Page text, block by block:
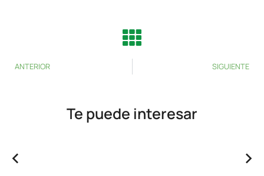
ANTERIOR SIGUIENTE
Te puede interesar